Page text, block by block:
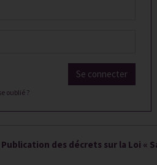
Se connecter
oublié ?
Publication des décrets sur la Loi «